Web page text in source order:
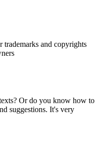
and copyrights
Or do you know how to
suggestions. It's very